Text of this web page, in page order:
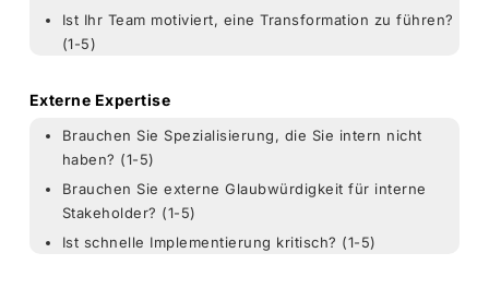
Ist Ihr Team motiviert, eine Transformation zu führen?
(1-5)
Externe Expertise
Brauchen Sie Spezialisierung, die Sie intern nicht
haben? (1-5)
Brauchen Sie externe Glaubwürdigkeit für interne
Stakeholder? (1-5)
Ist schnelle Implementierung kritisch? (1-5)